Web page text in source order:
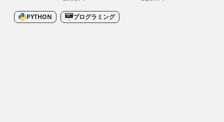
PYTHON プログラミング